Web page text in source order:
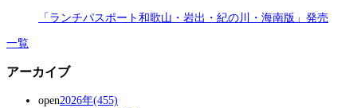
「ランチパスポート和歌山・岩出・紀の川・海南版」発売
一覧
アーカイブ
open2026年(455)